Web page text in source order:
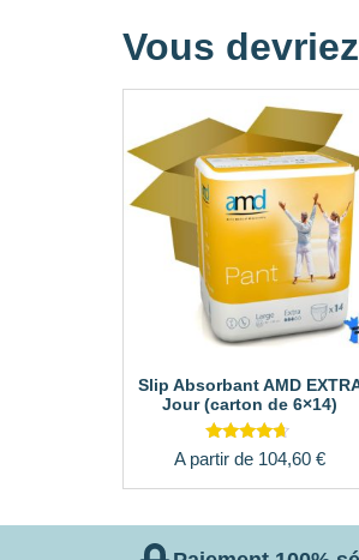
Vous
Slip Absorbant AMD
Jour (carton de 6×14)
Note
4.45
sur 5
A partir de 104,60 €